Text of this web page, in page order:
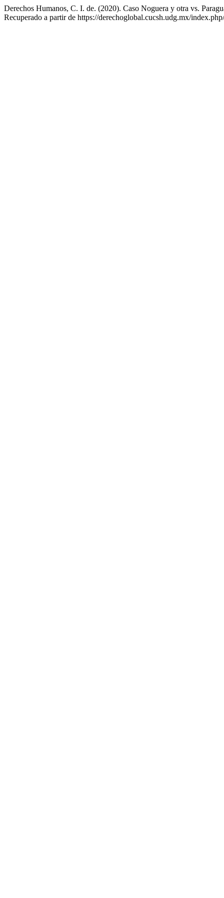
Derechos Humanos, C. I. de. (2020). Caso Noguera y otra vs.
Recuperado a partir de https://derechoglobal.cucsh.udg.mx/